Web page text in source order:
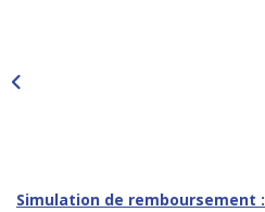
Simulation de remboursement :